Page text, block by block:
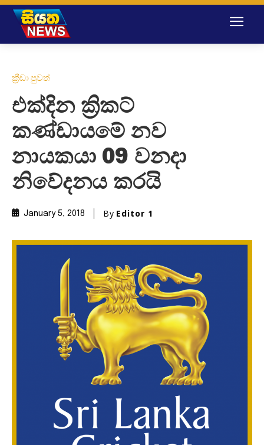
ක්‍රීඩා පුවත්
එක්දින ක්‍රිකට්
කණ්ඩායමේ නව
නායකයා 09 වනදා
නිවේදනය කරයි
January 5, 2018 By Editor 1